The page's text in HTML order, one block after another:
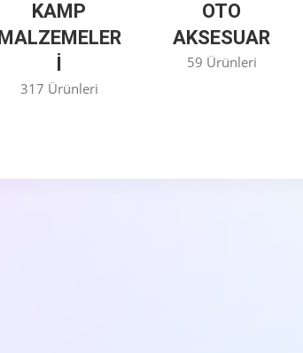
KAMP
MALZEMELER
317 Ürünleri
OTO
AKSESUAR
59 Ürünleri